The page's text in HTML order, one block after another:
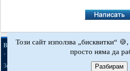
BMWman.ru © 2017-2026· Пълна версия·
·
Търсене в сайта
3er E21
3er E46[бензин]·3er
Този сайт използва „бисквитки“
просто няма да
Разбирам